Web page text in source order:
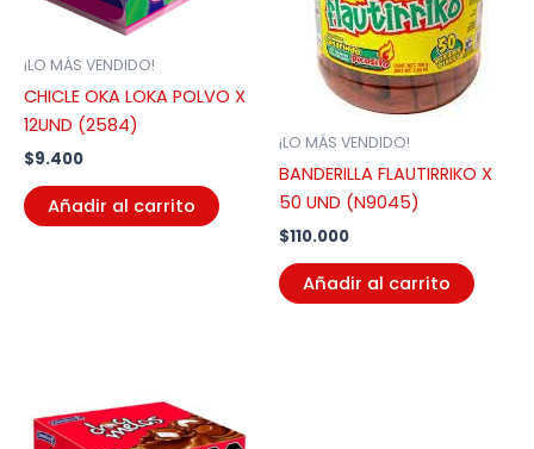
¡LO MÁS VENDIDO!
CHICLE OKA LOKA POLVO X
12UND (2584)
$9.400
Añadir al carrito
¡LO MÁS VENDIDO!
BANDERILLA FLAUTIRRIKO X
50 UND (N9045)
$110.000
Añadir al carrito